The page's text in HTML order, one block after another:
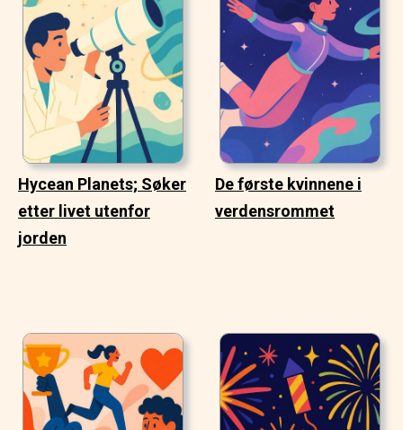
Hycean Planets; Søker
etter livet utenfor
jorden
De første kvinnene i
verdensrommet